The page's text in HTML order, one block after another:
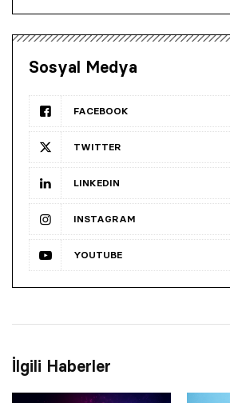
Sosyal Medya
FACEBOOK
TWITTER
LINKEDIN
INSTAGRAM
YOUTUBE
İlgili Haberler